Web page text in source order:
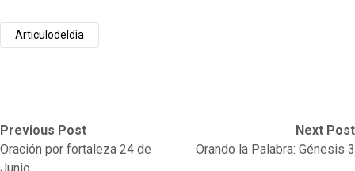
Articulodeldia
Post
navigation
Previous Post
Previous
post:
Oración por fortaleza 24 de
Next Post
Next
post:
Orando la Palabra: Génesis 3